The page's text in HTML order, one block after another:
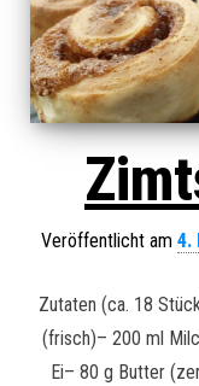
Veröffentlicht am 4.
Zutaten (ca. 18
(frisch)– 200 ml
Ei– 80 g Butter